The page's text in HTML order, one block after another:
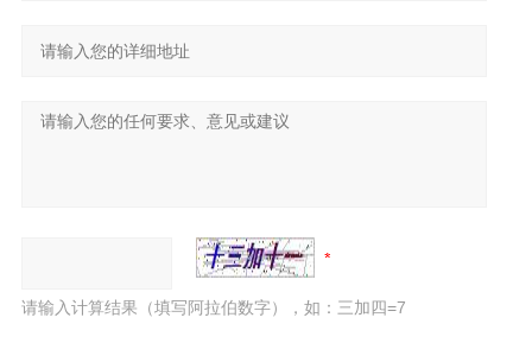
请输入计算结果（填写阿拉伯数字），如：三加四=7